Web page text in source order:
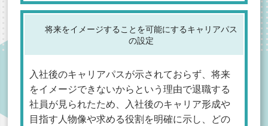
将来をイメージすることを可能にするキャリアパス
の設定
入社後のキャリアパスが示されておらず、将来
をイメージできないからという理由で退職する
社員が見られたため、入社後のキャリア形成や
目指す人物像や求める役割を明確に示し、どの